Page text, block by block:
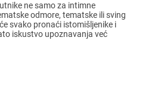
ne samo za intimne
odmore, tematske ili sving
svako pronaći istomišljenike i
iskustvo upoznavanja već